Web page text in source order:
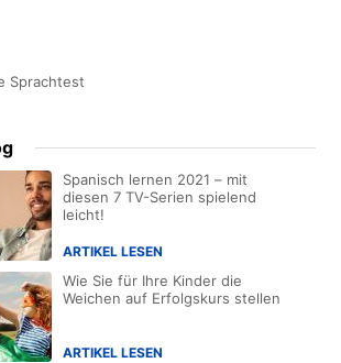
Sprachtest
Spanisch lernen 2021 – mit
diesen 7 TV-Serien spielend
leicht!
ARTIKEL LESEN
Wie Sie für Ihre Kinder die
Weichen auf Erfolgskurs stellen
ARTIKEL LESEN